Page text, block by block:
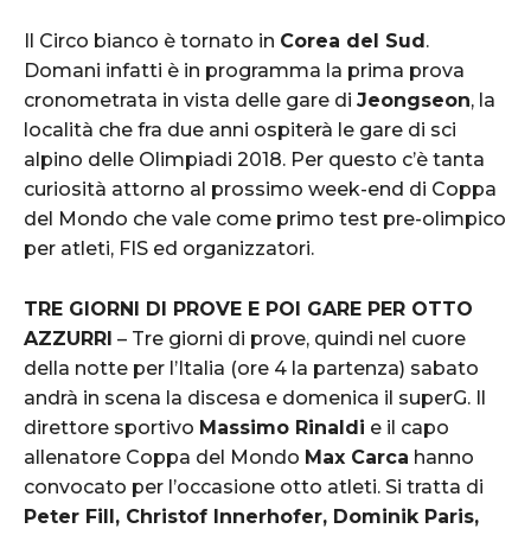
Il Circo bianco è tornato in Corea del Sud.
Domani infatti è in programma la prima prova
cronometrata in vista delle gare di Jeongseon, la
località che fra due anni ospiterà le gare di sci
alpino delle Olimpiadi 2018. Per questo c’è tanta
curiosità attorno al prossimo week-end di Coppa
del Mondo che vale come primo test pre-olimpico
per atleti, FIS ed organizzatori.
TRE GIORNI DI PROVE E POI GARE PER OTTO
AZZURRI – Tre giorni di prove, quindi nel cuore
della notte per l’Italia (ore 4 la partenza) sabato
andrà in scena la discesa e domenica il superG. Il
direttore sportivo Massimo Rinaldi e il capo
allenatore Coppa del Mondo Max Carca hanno
convocato per l’occasione otto atleti. Si tratta di
Peter Fill, Christof Innerhofer, Dominik Paris,